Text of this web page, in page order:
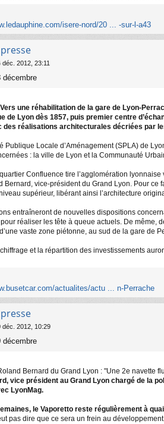
isere-nord/20 ... -sur-l-a43
déc. 2012, 23:11
décembre
une réhabilitation de la gare de Lyon-
de Lyon dès 1857, puis premier centre
des réalisations architecturales décriées par
Publique Locale d’Aménagement (SPLA) de
: la ville de Lyon et la Communauté
Confluence tire l’agglomération
Bernard, vice-président du Grand Lyon. Pour
supérieur, libérant ainsi l’architecture
entraîneront de nouvelles dispositions
réaliser les tête à queue actuels. De même,
vaste zone piétonne, au sud de la gare de
et la répartition des investissements
actualites/actu ... n-Perrache
déc. 2012, 10:29
décembre
Bernard du Grand Lyon : "Une 2e navette
vice président au Grand Lyon chargé de la
LyonMag.
le Vaporetto reste régulièrement à
pas dire que ce sera un frein au